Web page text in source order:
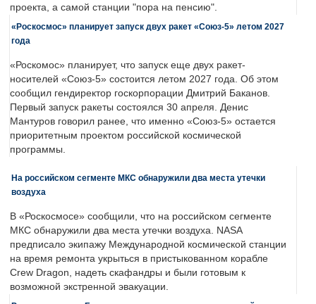
проекта, а самой станции "пора на пенсию".
«Роскосмос» планирует запуск двух ракет «Союз-5» летом 2027
года
«Роскомос» планирует, что запуск еще двух ракет-
носителей «Союз-5» состоится летом 2027 года. Об этом
сообщил гендиректор госкорпорации Дмитрий Баканов.
Первый запуск ракеты состоялся 30 апреля. Денис
Мантуров говорил ранее, что именно «Союз-5» остается
приоритетным проектом российской космической
программы.
На российском сегменте МКС обнаружили два места утечки
воздуха
В «Роскосмосе» сообщили, что на российском сегменте
МКС обнаружили два места утечки воздуха. NASA
предписало экипажу Международной космической станции
на время ремонта укрыться в пристыкованном корабле
Crew Dragon, надеть скафандры и были готовым к
возможной экстренной эвакуации.